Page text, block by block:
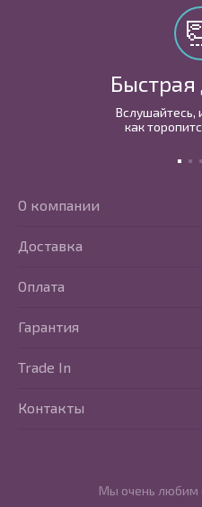
Быстрая
Вслушайтесь,
как
Мы очень любим
О компании
Доставка
Оплата
Гарантия
Trade In
Контакты